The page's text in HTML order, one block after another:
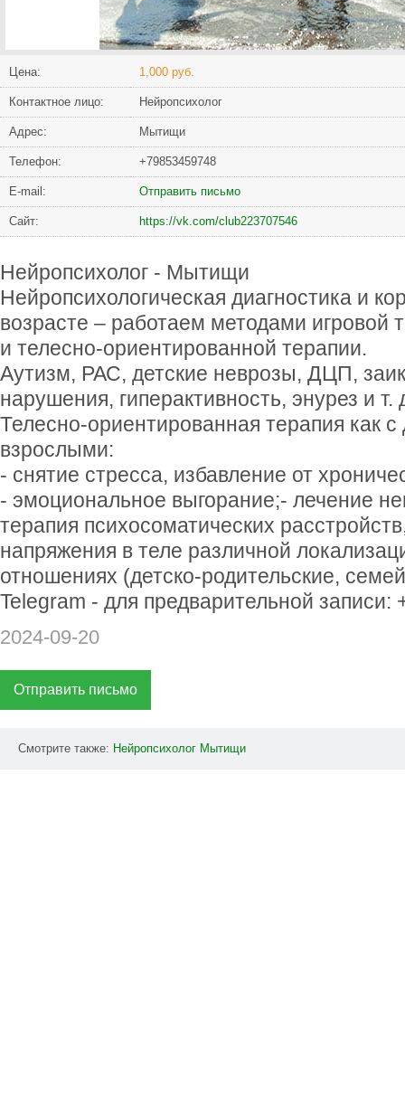
Цена: 1,000 руб.
Контактное лицо: Нейропсихолог
Адрес: Мытищи
Телефон: +79853459748
Е-mail: Отправить письмо
Сайт: https://vk.com/club223707546
Нейропсихолог - Мытищи
Нейропсихологическая диагностика и
возрасте – работаем методами игровой
и телесно-ориентированной терапии.
Аутизм, РАС, детские неврозы, ДЦП,
нарушения, гиперактивность, энурез и т.
Телесно-ориентированная терапия как с
взрослыми:
- снятие стресса, избавление от
- эмоциональное выгорание;- лечение
терапия психосоматических
напряжения в теле различной
отношениях (детско-родительские,
Telegram - для предварительной записи:
2024-09-20
Отправить письмо
Смотрите также: Нейропсихолог Мытищи